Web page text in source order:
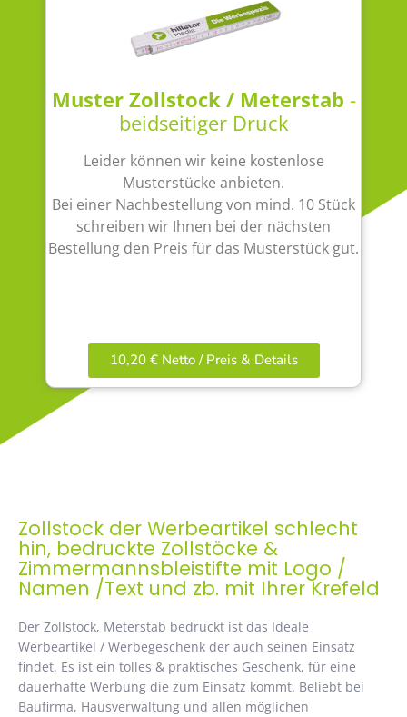
Muster Zollstock / Meterstab -
beidseitiger Druck
Leider können wir keine kostenlose
Musterstücke anbieten.
Bei einer Nachbestellung von mind. 10 Stück
schreiben wir Ihnen bei der nächsten
Bestellung den Preis für das Musterstück gut.
10,20 € Netto / Preis & Details
Zollstock der Werbeartikel schlecht
hin, bedruckte Zollstöcke &
Zimmermannsbleistifte mit Logo /
Namen /Text und zb. mit Ihrer Krefeld
Der Zollstock, Meterstab bedruckt ist das Ideale
Werbeartikel / Werbegeschenk der auch seinen Einsatz
findet. Es ist ein tolles & praktisches Geschenk, für eine
dauerhafte Werbung die zum Einsatz kommt. Beliebt bei
Baufirma, Hausverwaltung und allen möglichen